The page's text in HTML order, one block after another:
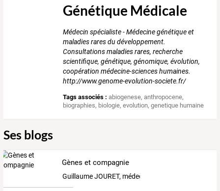
Génétique Médicale
Médecin spécialiste - Médecine génétique et
maladies rares du développement.
Consultations maladies rares, recherche
scientifique, génétique, génomique, évolution,
coopération médecine-sciences humaines.
http://www.genome-evolution-societe.fr/
Tags associés : abiogenese,anthropocene,
biographies, biologie,evolution,genetique humaine
Ses blogs
Gènes et compagnie
Guillaume JOURET, médecin spécialiste, Génétique